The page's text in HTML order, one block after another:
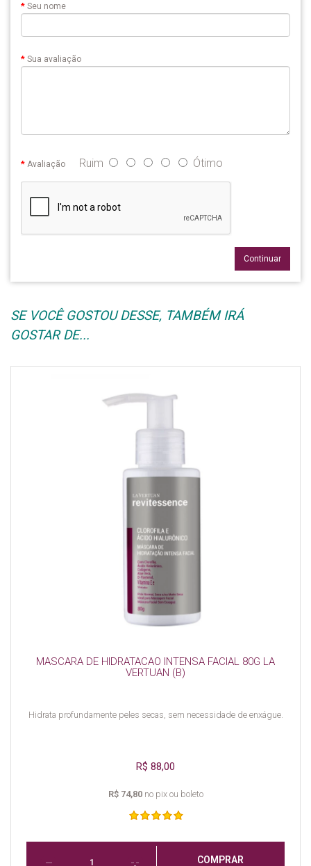
Seu nome
Sua avaliação
Avaliação Ruim Ótimo
Continuar
SE VOCÊ GOSTOU DESSE, TAMBÉM IRÁ
GOSTAR DE...
MASCARA DE HIDRATACAO INTENSA FACIAL 80G LA
VERTUAN (B)
Hidrata profundamente peles secas, sem necessidade de enxágue.
R$ 88,00
R$ 74,80no pix ou boleto
COMPRAR